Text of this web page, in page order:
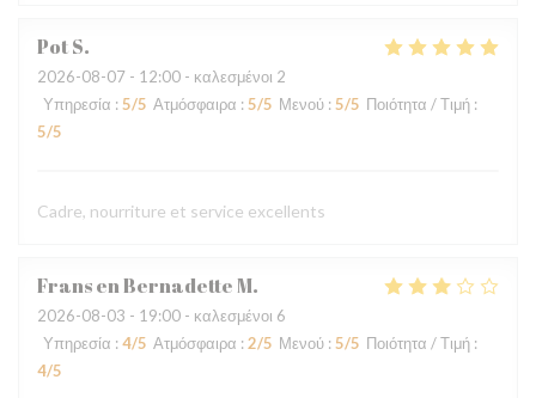
PotS
2026-08-07 - 12:00 - καλεσμένοι 2
Υπηρεσία : 5/5 Ατμόσφαιρα : 5/5 Μενού : 5/5 Ποιότητα / Τιμή :
5/5
Cadre, nourriture et service excellents
Frans en BernadetteM
2026-08-03 - 19:00 - καλεσμένοι 6
Υπηρεσία : 4/5 Ατμόσφαιρα : 2/5 Μενού : 5/5 Ποιότητα / Τιμή :
4/5